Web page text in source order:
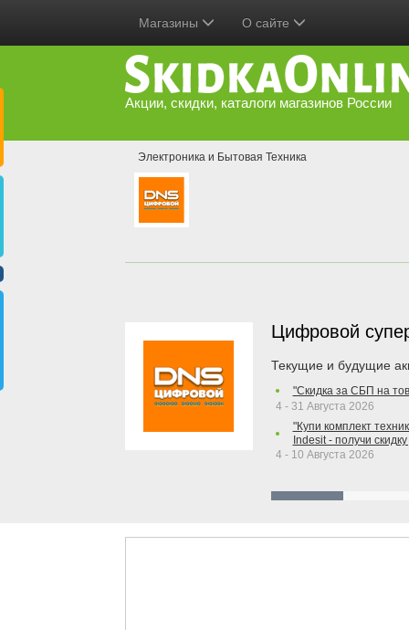
Магазины О сайте
Акции, скидки, каталоги магазинов России
Электроника и Бытовая Техника
Цифровой
Текущие и будущие
"Скидка за СБП на
4 - 31 Августа 2026
"Купи комплект
Indesit - получи
4 - 10 Августа 2026